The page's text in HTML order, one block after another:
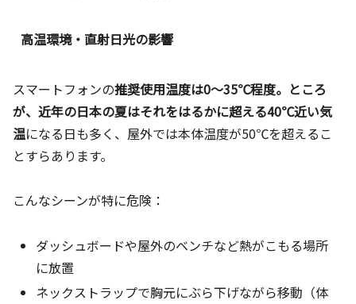
高温環境・直射日光の影響
スマートフォンの推奨使用温度は0～35℃程度。ところ
が、近年の日本の夏はそれをはるかに超える40℃近い気
温になる日も多く、屋外では本体温度が50℃を超えるこ
とすらあります。
こんなシーンが特に危険：
ダッシュボードや屋外のベンチなど熱がこもる場所
に放置
ネックストラップで胸元にぶら下げながら移動（体